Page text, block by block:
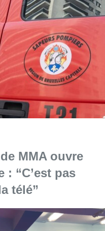
MMA ouvre
: “C’est pas
télé”